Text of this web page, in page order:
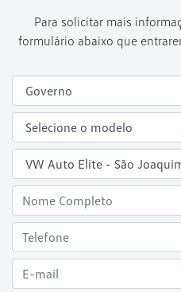
Para solicitar mais
formulário abaixo que